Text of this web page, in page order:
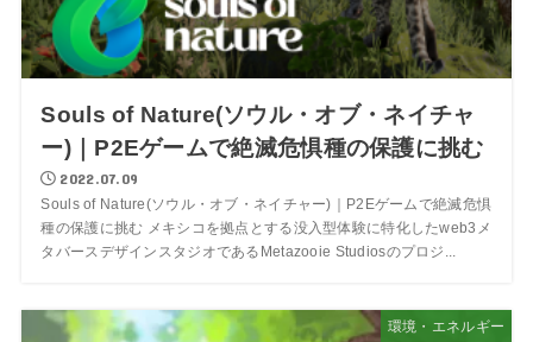
Souls of Nature(ソウル・オブ・ネイチャ
ー)｜P2Eゲームで絶滅危惧種の保護に挑む
2022.07.09
Souls of Nature(ソウル・オブ・ネイチャー)｜P2Eゲームで絶滅危惧
種の保護に挑む メキシコを拠点とする没入型体験に特化したweb3メ
タバースデザインスタジオであるMetazooie Studiosのプロジ...
環境・エネルギー